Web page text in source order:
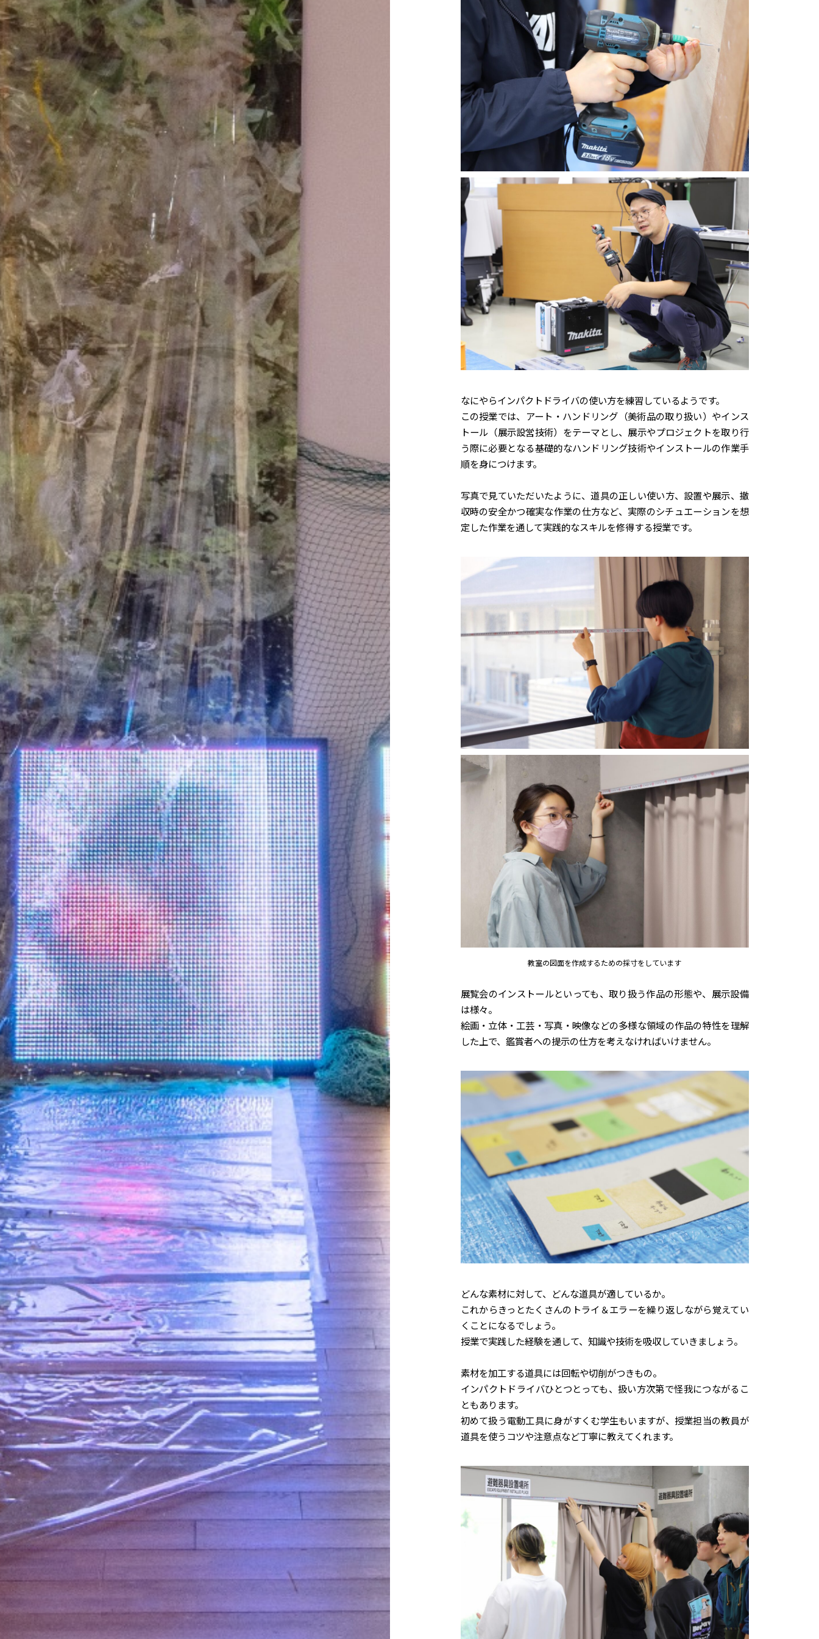
なにやらインパクトドライバの使い方を練習しているようです。
この授業では、アート・ハンドリング（美術品の取り扱い）やインス
トール（展示設営技術）をテーマとし、展示やプロジェクトを取り行
う際に必要となる基礎的なハンドリング技術やインストールの作業手
順を身につけます。
写真で見ていただいたように、道具の正しい使い方、設置や展示、撤
収時の安全かつ確実な作業の仕方など、実際のシチュエーションを想
定した作業を通して実践的なスキルを修得する授業です。
教室の図面を作成するための採寸をしています
展覧会のインストールといっても、取り扱う作品の形態や、展示設備
は様々。
絵画・立体・工芸・写真・映像などの多様な領域の作品の特性を理解
した上で、鑑賞者への提示の仕方を考えなければいけません。
どんな素材に対して、どんな道具が適しているか。
これからきっとたくさんのトライ＆エラーを繰り返しながら覚えてい
くことになるでしょう。
授業で実践した経験を通して、知識や技術を吸収していきましょう。
素材を加工する道具には回転や切削がつきもの。
インパクトドライバひとつとっても、扱い方次第で怪我につながるこ
ともあります。
初めて扱う電動工具に身がすくむ学生もいますが、授業担当の教員が
道具を使うコツや注意点など丁寧に教えてくれます。